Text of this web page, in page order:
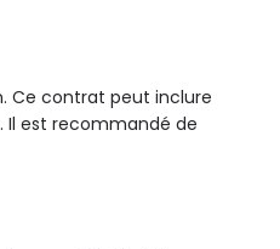
Ce contrat peut inclure
Il est recommandé de